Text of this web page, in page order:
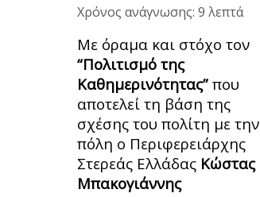
Χρόνος ανάγνωσης: 9 λεπτά
Με όραμα και στόχο τον
“Πολιτισμό της
Καθημερινότητας” που
αποτελεί τη βάση της
σχέσης του πολίτη με την
πόλη ο Περιφερειάρχης
Στερεάς Ελλάδας Κώστας
Μπακογιάννης